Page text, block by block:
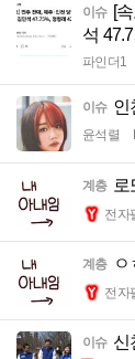
이슈 [
석
파인더1
이슈 인
윤석렬
계층 로
전자
계층
전자
이슈 신